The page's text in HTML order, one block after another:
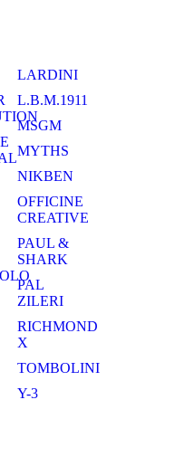
LARDINI
L.B.M.1911
MSGM
MYTHS
NIKBEN
OFFICINE
CREATIVE
PAUL &
SHARK
PAL
ZILERI
RICHMOND
X
TOMBOLINI
Y-3